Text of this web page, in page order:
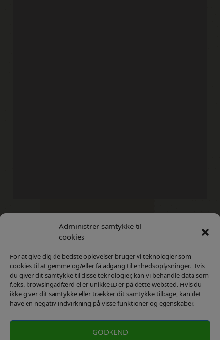
Administrer samtykke til
cookies
For at give dig de bedste oplevelser bruger vi teknologier som
cookies til at gemme og/eller få adgang til enhedsoplysninger. Hvis
du giver dit samtykke til disse teknologier, kan vi behandle data som
f.eks. browsingadfærd eller unikke ID'er på dette websted. Hvis du
ikke giver dit samtykke eller trækker dit samtykke tilbage, kan det
have en negativ indvirkning på visse funktioner og egenskaber.
GODKEND
Kontakt